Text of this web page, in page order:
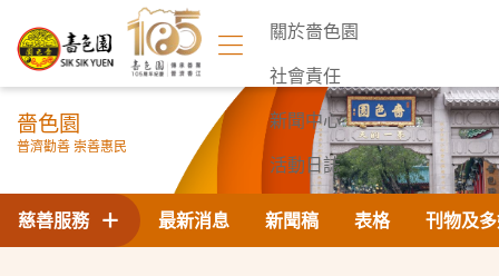
關於嗇色園
社會責任
新聞中心
活動日誌
聯絡我們
嗇色園
普濟勸善 崇善惠民
最新消息 新聞稿 表格 刊物及
慈善服務